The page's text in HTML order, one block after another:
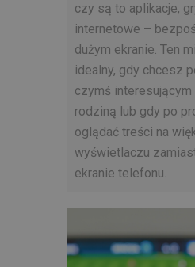
czy są to aplikacje,
internetowe –
dużym ekranie. Ten
idealny, gdy chcesz
czymś interesującym
rodziną lub gdy po
oglądać treści na
wyświetlaczu
ekranie telefonu.